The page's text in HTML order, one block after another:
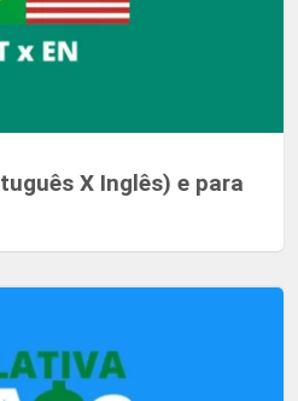
X Inglês) e para